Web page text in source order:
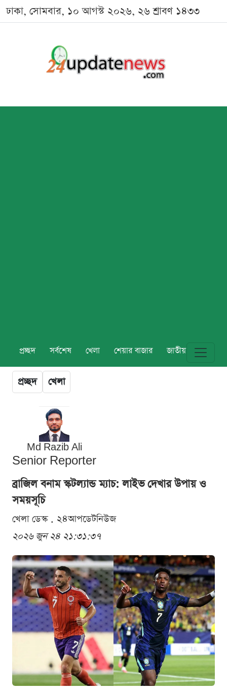
ঢাকা, সোমবার, ১০ আগস্ট ২০২৬, ২৬ শ্রাবণ ১৪৩৩
প্রচ্ছদ সর্বশেষ খেলা শেয়ার বাজার জাতীয় বিশ্ব
প্রচ্ছদ খেলা
Md Razib Ali
Senior Reporter
ব্রাজিল বনাম স্কটল্যান্ড ম্যাচ: লাইভ দেখার উপায় ও
সময়সূচি
খেলা ডেস্ক . ২৪আপডেটনিউজ
২০২৬ জুন ২৪ ২১:৩১:৩৭